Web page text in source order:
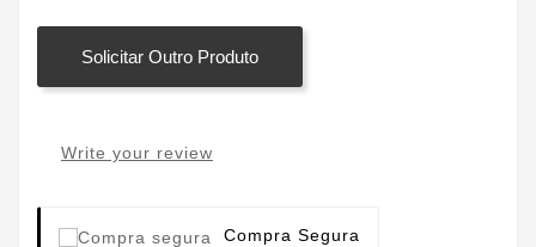
Solicitar Outro Produto
Write your review
Compra Segura